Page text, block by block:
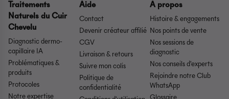
Traitements
Naturels du Cuir
Chevelu
Diagnostic dermo-
capillaire IA
Problématiques &
produits
Protocoles
Notre expertise
Aide
Contact
Devenir créateur affilié
CGV
Livraison & retours
Suivre mon colis
Politique de
confidentialité
A propos
Histoire & engagements
Nos points de vente
Nos sessions de
diagnostic
Nos conseils d'experts
Rejoindre notre Club
WhatsApp